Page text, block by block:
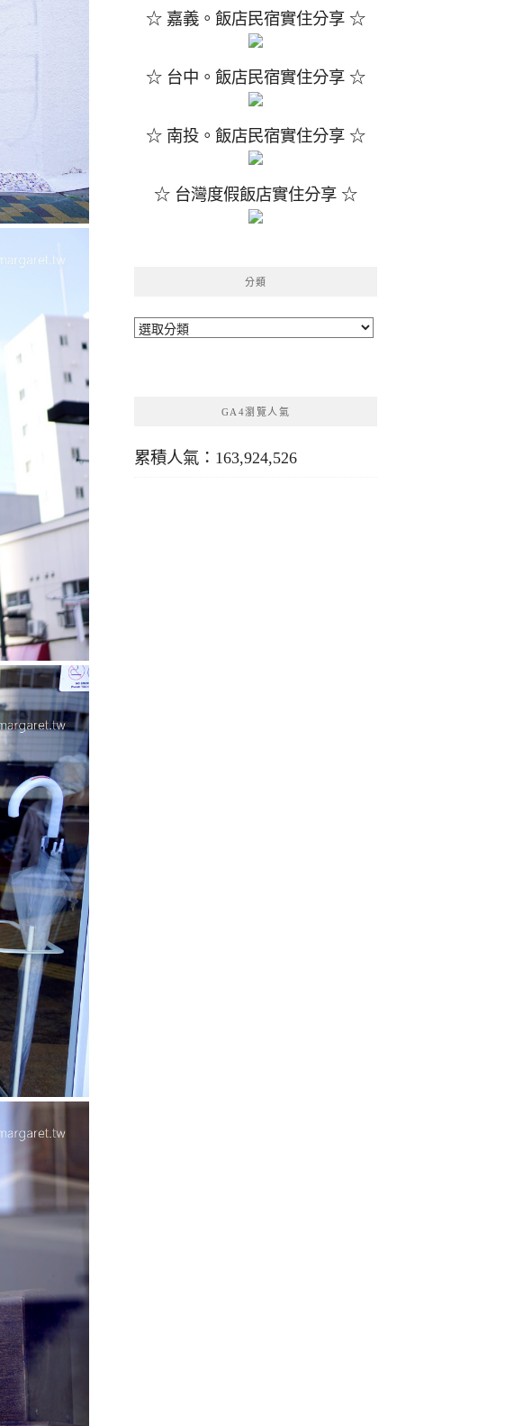
☆ 嘉義。飯店民宿實住分享 ☆
☆ 台中。飯店民宿實住分享 ☆
☆ 南投。飯店民宿實住分享 ☆
☆ 台灣度假飯店實住分享 ☆
分類
分
GA4瀏覽人氣
累積人氣：163,924,526